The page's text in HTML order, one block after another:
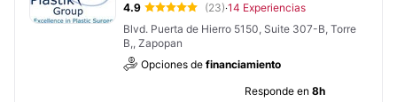
4.9 (23)·14 Experiencias
Blvd. Puerta de Hierro 5150, Suite 307-B, Torre
B,, Zapopan
Opciones de financiamiento
Responde en 8h